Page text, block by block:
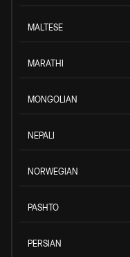
MALTESE
MARATHI
MONGOLIAN
NEPALI
NORWEGIAN
PASHTO
PERSIAN